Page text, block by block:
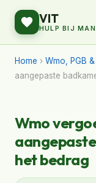
VIT
HULP BIJ
Home › Wmo, PGB
aangepaste
Wmo
het bedrag